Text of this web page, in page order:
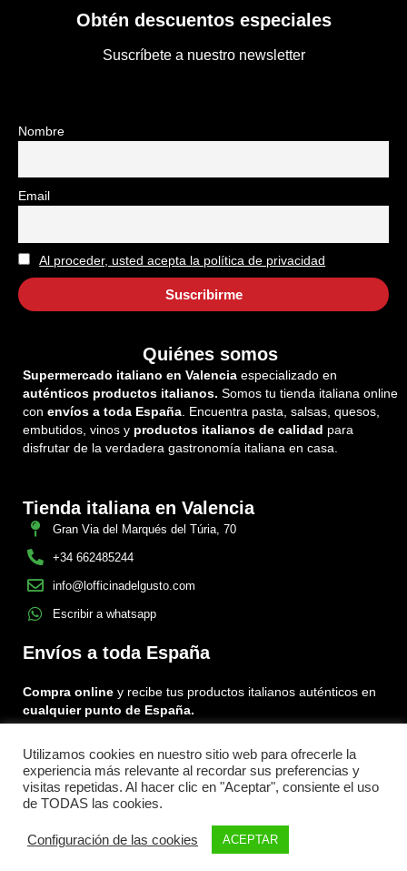
Obtén descuentos especiales
Suscríbete a nuestro newsletter
Nombre
Email
Al proceder, usted acepta la política de privacidad
Quiénes somos
Supermercado italiano en Valencia especializado en
auténticos productos italianos. Somos tu tienda italiana online
con envíos a toda España . Encuentra pasta, salsas, quesos,
embutidos, vinos y productos italianos de calidad para
disfrutar de la verdadera gastronomía italiana en casa.
Tienda italiana en Valencia
Gran Via del Marqués del Túria, 70
+34 662485244
info@lofficinadelgusto.com
Escribir a whatsapp
Envíos a toda España
Compra online y recibe tus productos italianos auténticos en
cualquier punto de España.
Encuéntranos en:
FacebookInstagram
Tiktok
Menu
Utilizamos cookies en nuestro sitio web para ofrecerle la
experiencia más relevante al recordar sus preferencias y
visitas repetidas. Al hacer clic en "Aceptar", consiente el uso
de TODAS las cookies.
Configuración de las cookies ACEPTAR